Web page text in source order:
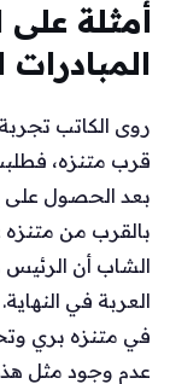
أمثلة على
المبادرات
روى الكاتب
قرب متنزه،
بعد الحصول على
بالقرب من متنزه
الشاب أن الرئيس
العربة في
في متنزه بري
عدم وجود مثل